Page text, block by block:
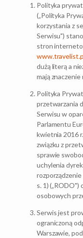
Polityka
(„Polityka
korzystania z
Serwisu")
stron
dużą literą a
mają
Polityka
przetwarzania
Serwisu w
Parlamentu
kwietnia 2016
związku z
sprawie
uchylenia
rozporządzenie
s. 1) („RODO")
osobowych
Serwis jest
ograniczoną
Warszawie,